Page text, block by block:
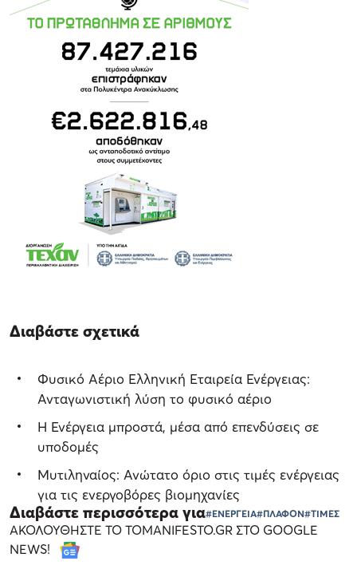
Διαβάστε σχετικά
Φυσικό Αέριο Ελληνική Εταιρεία Ενέργειας:
Ανταγωνιστική λύση το φυσικό αέριο
H Ενέργεια μπροστά, μέσα από επενδύσεις σε
υποδομές
Μυτιληναίος: Ανώτατο όριο στις τιμές ενέργειας
για τις ενεργοβόρες βιομηχανίες
Διαβάστε περισσότερα για#ΕΝΕΡΓΕΙΑ#ΠΛΑΦΟΝ#ΤΙΜΕΣ
ΑΚΟΛΟΥΘΗΣΤΕ ΤΟ TOMANIFESTO.GR ΣΤΟ GOOGLE
NEWS!